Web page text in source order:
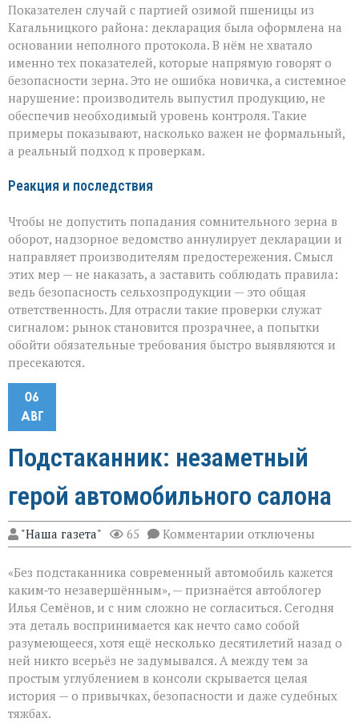
Показателен случай с партией озимой пшеницы из
Кагальницкого района: декларация была оформлена на
основании неполного протокола. В нём не хватало
именно тех показателей, которые напрямую говорят о
безопасности зерна. Это не ошибка новичка, а системное
нарушение: производитель выпустил продукцию, не
обеспечив необходимый уровень контроля. Такие
примеры показывают, насколько важен не формальный,
а реальный подход к проверкам.
Реакция и последствия
Чтобы не допустить попадания сомнительного зерна в
оборот, надзорное ведомство аннулирует декларации и
направляет производителям предостережения. Смысл
этих мер — не наказать, а заставить соблюдать правила:
ведь безопасность сельхозпродукции — это общая
ответственность. Для отрасли такие проверки служат
сигналом: рынок становится прозрачнее, а попытки
обойти обязательные требования быстро выявляются и
пресекаются.
06
АВГ
Подстаканник: незаметный
герой автомобильного салона
"Наша газета" 65 Комментарии к
записи
незаметный
герой
автомобильного
салона
отключены
«Без подстаканника современный автомобиль кажется
каким‑то незавершённым», — признаётся автоблогер
Илья Семёнов, и с ним сложно не согласиться. Сегодня
эта деталь воспринимается как нечто само собой
разумеющееся, хотя ещё несколько десятилетий назад о
ней никто всерьёз не задумывался. А между тем за
простым углублением в консоли скрывается целая
история — о привычках, безопасности и даже судебных
тяжбах.